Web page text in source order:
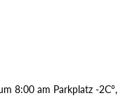
8:00 am Parkplatz -2C°,